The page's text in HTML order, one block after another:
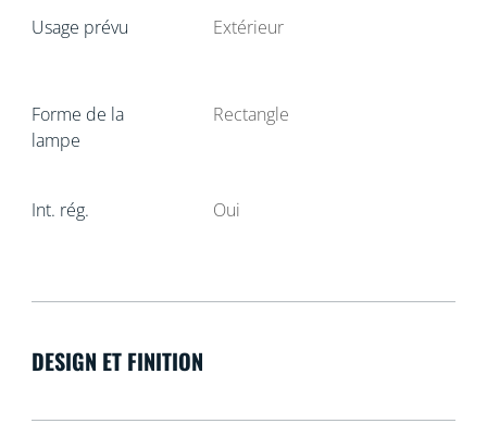
Usage prévu Extérieur
Forme de la
lampe
Rectangle
Int. rég. Oui
DESIGN ET FINITION